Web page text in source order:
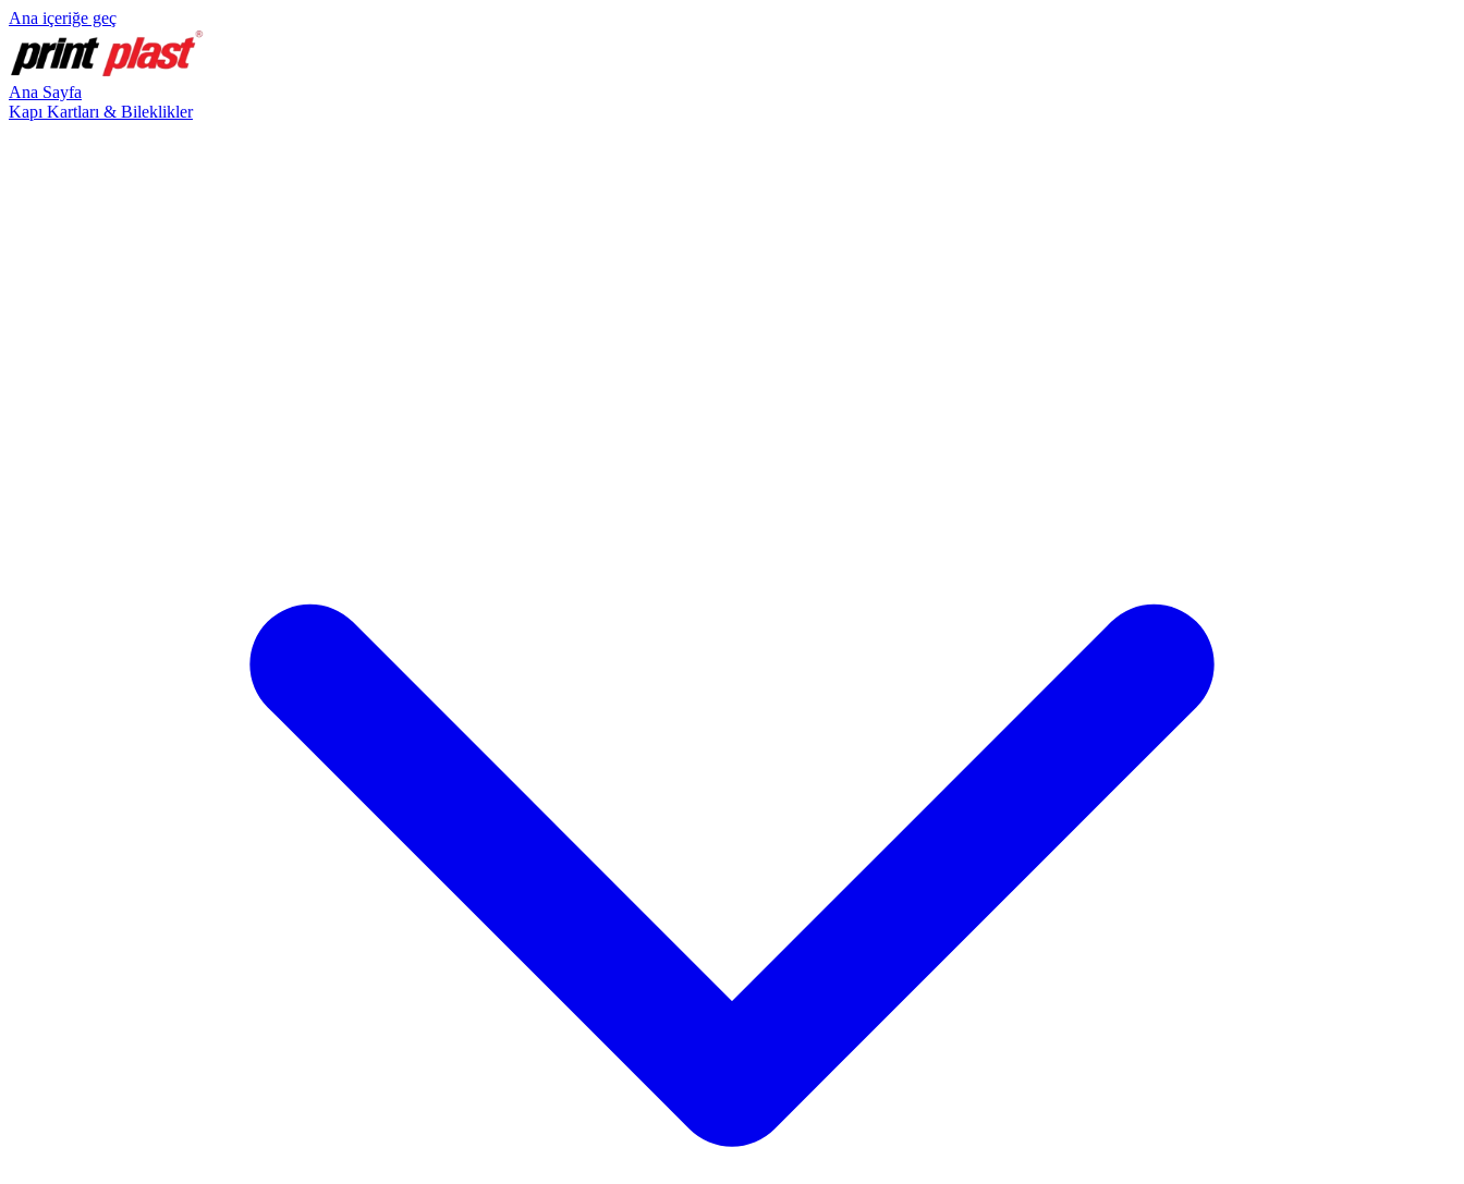
Ana içeriğe geç
Ana Sayfa
Kapı Kartları & Bileklikler